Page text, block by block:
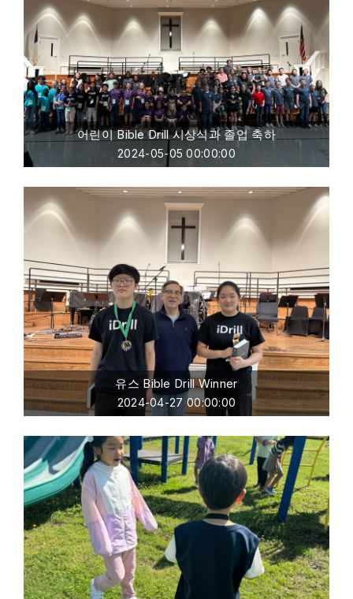
어린이 Bible Drill 시상식과 졸업 축하
2024-05-05 00:00:00
유스 Bible Drill Winner
2024-04-27 00:00:00